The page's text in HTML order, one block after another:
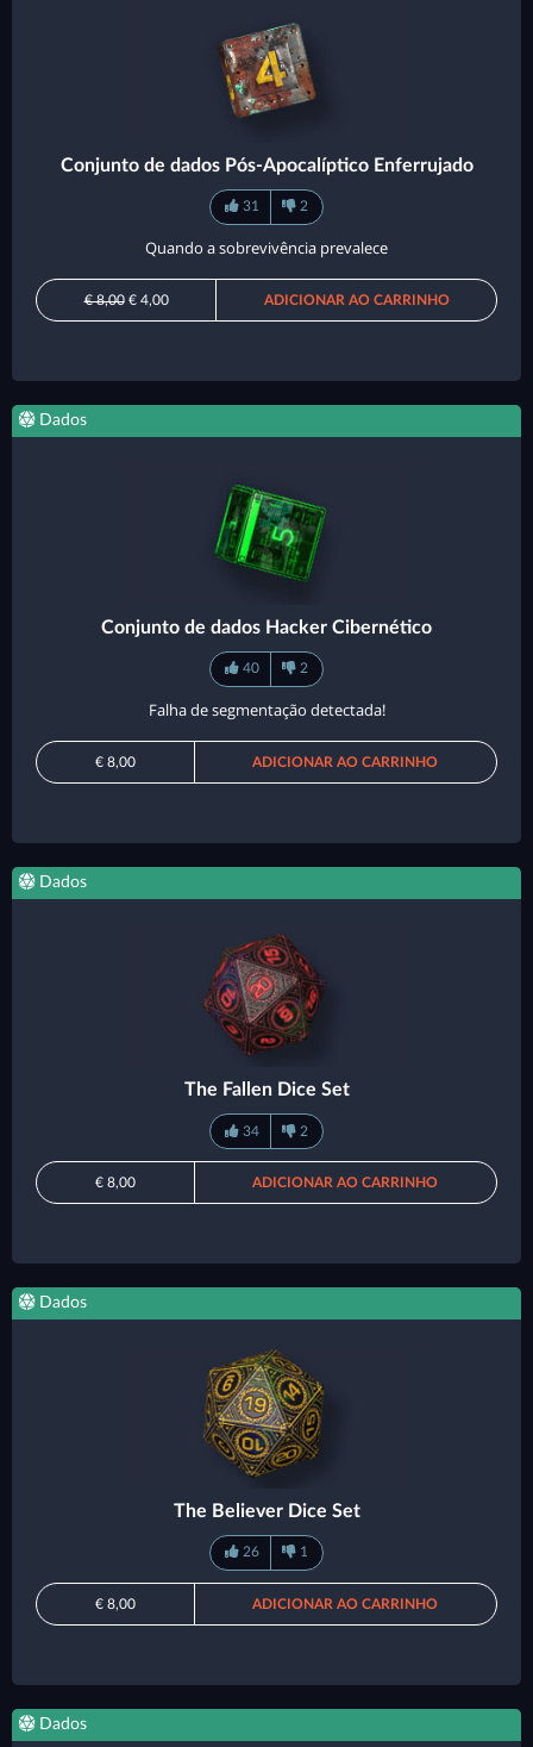
Conjunto de dados Pós-Apocalíptico Enferrujado
31 2
Quando a sobrevivência prevalece
€ 8,00€ 4,00 ADICIONAR AO CARRINHO
Dados
Conjunto de dados Hacker Cibernético
40 2
Falha de segmentação detectada!
€ 8,00 ADICIONAR AO CARRINHO
Dados
The Fallen Dice Set
34 2
€ 8,00 ADICIONAR AO CARRINHO
Dados
The Believer Dice Set
26 1
€ 8,00 ADICIONAR AO CARRINHO
Dados